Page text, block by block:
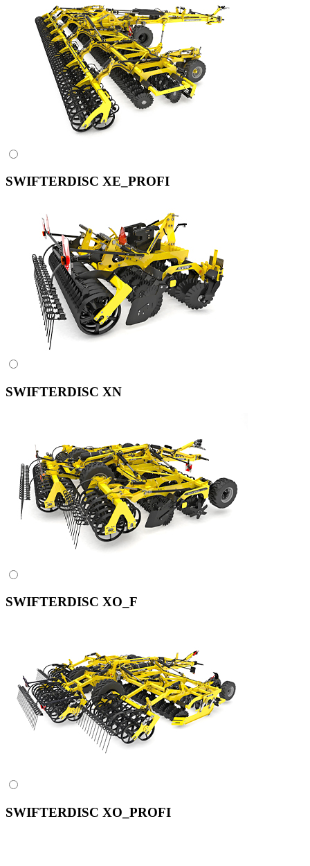
SWIFTERDISC XE_PROFI
SWIFTERDISC XN
SWIFTERDISC XO_F
SWIFTERDISC XO_PROFI